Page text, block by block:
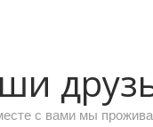
с вами мы